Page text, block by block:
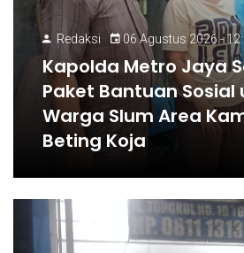
Redaksi 06 Agustus 2026 -
Kapolda Metro Jaya
Paket Bantuan Sosial
Warga Slum Area
Beting Koja